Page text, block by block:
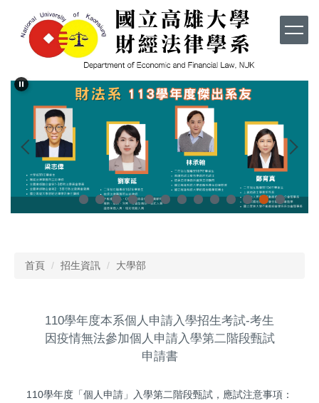
容
首頁 招生資訊 大學部
110學年度本系個人申請入學招生考試-考生
因疫情無法參加個人申請入學第二階段甄試
申請書
110學年度「個人申請」入學第二階段甄試，應試注意事項：